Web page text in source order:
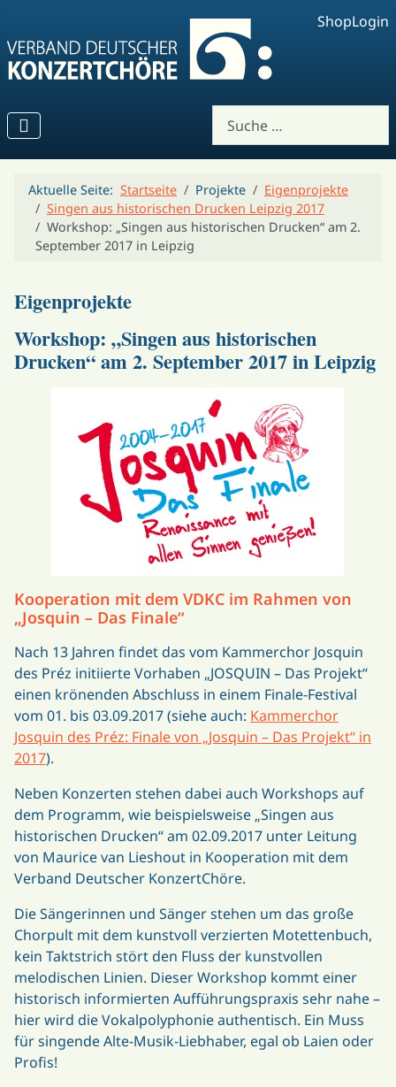
ShopLogin
Aktuelle Seite: Startseite Projekte
Eigenprojekte
Singen aus historischen Drucken Leipzig 2017
Workshop: „Singen aus historischen Drucken“ am 2.
September 2017 in Leipzig
Eigenprojekte
Workshop: „Singen aus historischen
Drucken“ am 2. September 2017 in Leipzig
Kooperation mit dem VDKC im Rahmen von
„Josquin – Das Finale“
Nach 13 Jahren findet das vom Kammerchor Josquin
des Préz initiierte Vorhaben „JOSQUIN – Das Projekt“
einen krönenden Abschluss in einem Finale-Festival
vom 01. bis 03.09.2017 (siehe auch: Kammerchor
Josquin des Préz: Finale von „Josquin – Das Projekt“ in
2017).
Neben Konzerten stehen dabei auch Workshops auf
dem Programm, wie beispielsweise „Singen aus
historischen Drucken“ am 02.09.2017 unter Leitung
von Maurice van Lieshout in Kooperation mit dem
Verband Deutscher KonzertChöre.
Die Sängerinnen und Sänger stehen um das große
Chorpult mit dem kunstvoll verzierten Motettenbuch,
kein Taktstrich stört den Fluss der kunstvollen
melodischen Linien. Dieser Workshop kommt einer
historisch informierten Aufführungspraxis sehr nahe –
hier wird die Vokalpolyphonie authentisch. Ein Muss
für singende Alte-Musik-Liebhaber, egal ob Laien oder
Profis!